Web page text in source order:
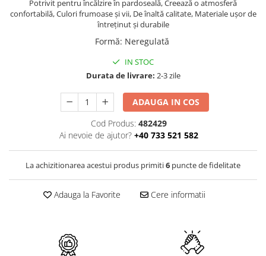
QUADRIX
SETURI CHIUVETA DE BUCATARIE SI
SIFOANE MONARCH
SITE / COSURI INOX
STRICTO
STYLUX
TOCATOARE
Electrocasnice pentru bucătărie
Potrivit pentru încălzire în pardoseală, Creează o atmosferă
confortabilă, Culori frumoase și vii, De înaltă calitate, Materiale ușor de
întreținut și durabile
Formă: Neregulată
IN STOC
Durata de livrare: 2-3 zile
ADAUGA IN COS
Cod Produs: 482429
Ai nevoie de ajutor? +40 733 521 582
La achizitionarea acestui produs primiti6 puncte de fidelitate
Adauga la Favorite Cere informatii